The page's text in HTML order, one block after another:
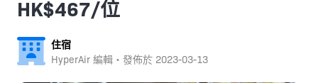
HK$467/位
住宿
HyperAir 編輯・發佈於 2023-03-13